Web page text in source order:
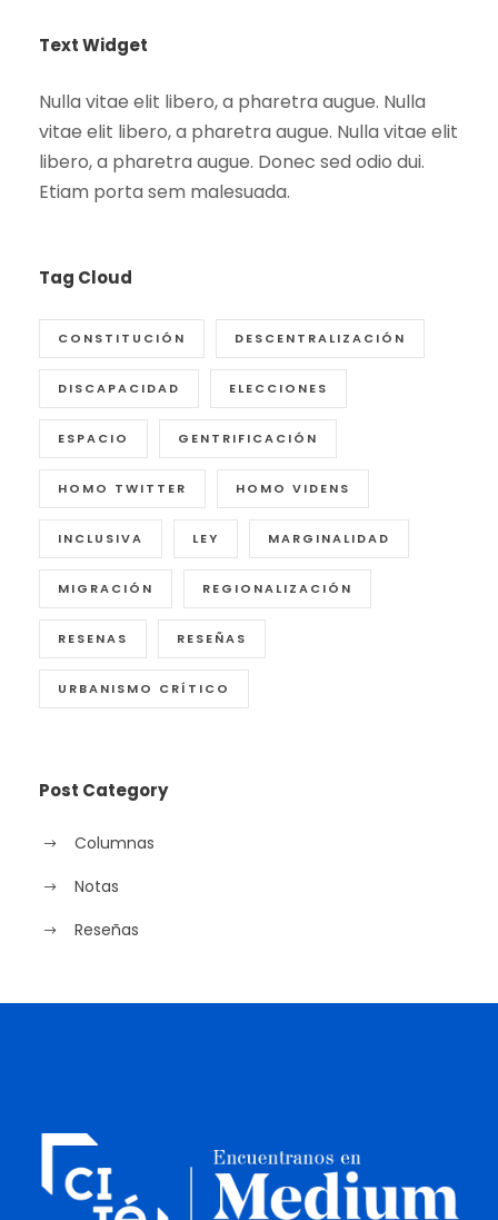
Text Widget
Nulla vitae elit libero, a pharetra augue. Nulla
vitae elit libero, a pharetra augue. Nulla vitae elit
libero, a pharetra augue. Donec sed odio dui.
Etiam porta sem malesuada.
Tag Cloud
CONSTITUCIÓN DESCENTRALIZACIÓN
DISCAPACIDAD ELECCIONES
ESPACIO GENTRIFICACIÓN
HOMO TWITTER HOMO VIDENS
INCLUSIVA LEY MARGINALIDAD
MIGRACIÓN REGIONALIZACIÓN
RESENAS RESEÑAS
URBANISMO CRÍTICO
Post Category
Columnas
Notas
Reseñas